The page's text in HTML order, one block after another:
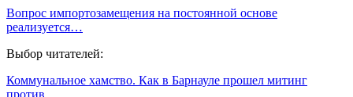
Вопрос импортозамещения на постоянной основе
реализуется…
Выбор читателей:
Коммунальное хамство. Как в Барнауле прошел митинг
против…